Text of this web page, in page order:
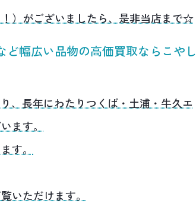
）がございましたら、是非当店まで☆
幅広い品物の高価買取ならこやし
、長年にわたりつくば・土浦・牛久エ
ます。
す。
いただけます。